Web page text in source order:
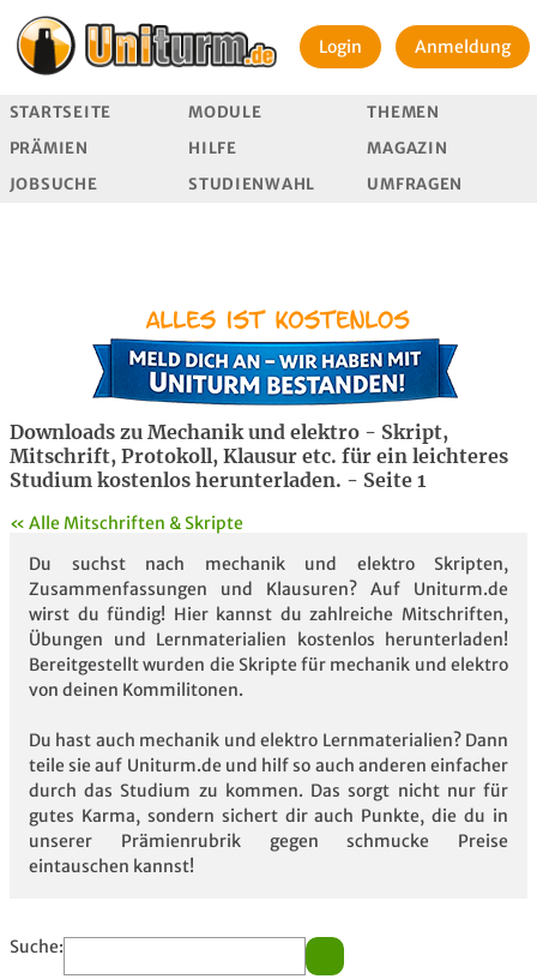
Login Anmeldung
STARTSEITE MODULE
THEMEN
PRÄMIEN
HILFE
MAGAZIN
JOBSUCHE
STUDIENWAHL UMFRAGEN
Downloads zu Mechanik und elektro - Skript,
Mitschrift, Protokoll, Klausur etc. für ein leichteres
Studium kostenlos herunterladen. - Seite 1
« Alle Mitschriften & Skripte
Du suchst nach mechanik und elektro Skripten,
Zusammenfassungen und Klausuren? Auf Uniturm.de
wirst du fündig! Hier kannst du zahlreiche Mitschriften,
Übungen und Lernmaterialien kostenlos herunterladen!
Bereitgestellt wurden die Skripte für mechanik und elektro
von deinen Kommilitonen.
Du hast auch mechanik und elektro Lernmaterialien? Dann
teile sie auf Uniturm.de und hilf so auch anderen einfacher
durch das Studium zu kommen. Das sorgt nicht nur für
gutes Karma, sondern sichert dir auch Punkte, die du in
unserer Prämienrubrik gegen schmucke Preise
eintauschen kannst!
Suche: